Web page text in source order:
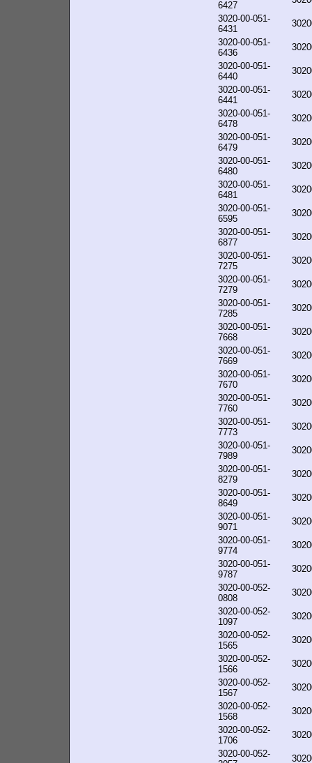
6427
3020-00-051-
6431
3020-00-051-
6436
3020-00-051-
6440
3020-00-051-
6441
3020-00-051-
6478
3020-00-051-
6479
3020-00-051-
6480
3020-00-051-
6481
3020-00-051-
6595
3020-00-051-
6877
3020-00-051-
7275
3020-00-051-
7279
3020-00-051-
7285
3020-00-051-
7668
3020-00-051-
7669
3020-00-051-
7670
3020-00-051-
7760
3020-00-051-
7773
3020-00-051-
7989
3020-00-051-
8279
3020-00-051-
8649
3020-00-051-
9071
3020-00-051-
9774
3020-00-051-
9787
3020-00-052-
0808
3020-00-052-
1097
3020-00-052-
1565
3020-00-052-
1566
3020-00-052-
1567
3020-00-052-
1568
3020-00-052-
1706
3020-00-052-